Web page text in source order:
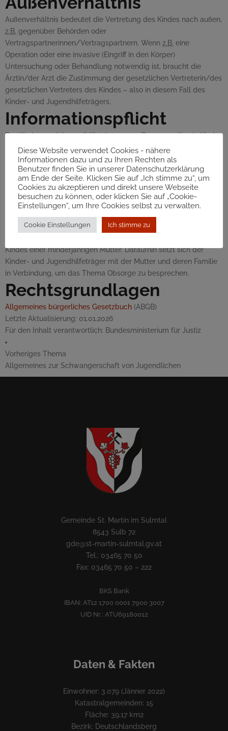
Außenverhältnis bedeutet die Vertretung des Kindes nach außen,
z.B. gegenüber Behörden oder
Vertragspartnerinnen/Vertragspartnern. Wenn z.B. eine
Operation oder eine invasive (Eingriff in den Körper)
Untersuchung oder Behandlung notwendig ist, braucht die
Ärztin/der Arzt die Zustimmung der gesetzlichen Vertreterin/des
gesetzlichen Vertreters des Kindes – also in diesem Fall des
Kinder- und Jugendhilfeträgers.
Informationspflicht
Der Kinder- und Jugendhilfeträger muss Personen, die ein Kind
pflegen und erziehen oder gesetzlich vertreten, über seine
Vertretungstätigkeit betreffend dieses Kind informieren, außer
wenn dadurch das Wohl des Kindes gefährdet wird.
Information durch das
Spital
In der Regel erfährt der zuständige Kinder- und
Kindes einer minderjährigen Mutter. Daraufhin setzt sich der
Kinder- und Jugendhilfeträger mit der Mutter und deren Familie
in Verbindung, um das Thema Obsorge zu besprechen.
Rechtsgrundlagen
Allgemeines bürgerliches Gesetzbuch (ABGB)
Letzte Aktualisierung: 01.01.2026
Für den Inhalt verantwortlich: Bundesministerium für Justiz
Vorheriges Thema
Allgemeines zur Schwangerschaft von Jugendlichen
Gemeinde St. Martin im Sulmtal
8543 Sulb 72
gde@st-martin-sulmtal.gv.at
Tel.: 03465 70 50
Fax: 03465 70 50 – 222
BKS Bank
IBAN: AT12 1700 0001 7900 3007
UID Nr.: ATU69180012
Daten & Fakten
Einwohner: 3.079 (Jänner 2022)
Katastralgemeinden: 15
Fläche: 39,17 km2
Bezirk: Deutschlandsberg
Diese Website verwendet Cookies - nähere
Informationen dazu und zu Ihren Rechten als
Benutzer finden Sie in unserer Datenschutzerklärung
am Ende der Seite. Klicken Sie auf „Ich stimme zu“, um
Cookies zu akzeptieren und direkt unsere Webseite
besuchen zu können, oder klicken Sie auf „Cookie-
Einstellungen“, um Ihre Cookies selbst zu verwalten.
Cookie Einstellungen Ich stimme zu